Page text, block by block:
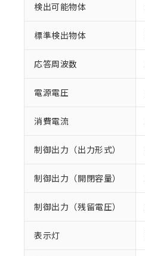
検出可能物体
標準検出物体
応答周波数
電源電圧
消費電流
制御出力（出力形式）
制御出力（開閉容量）
制御出力（残留電圧）
表示灯